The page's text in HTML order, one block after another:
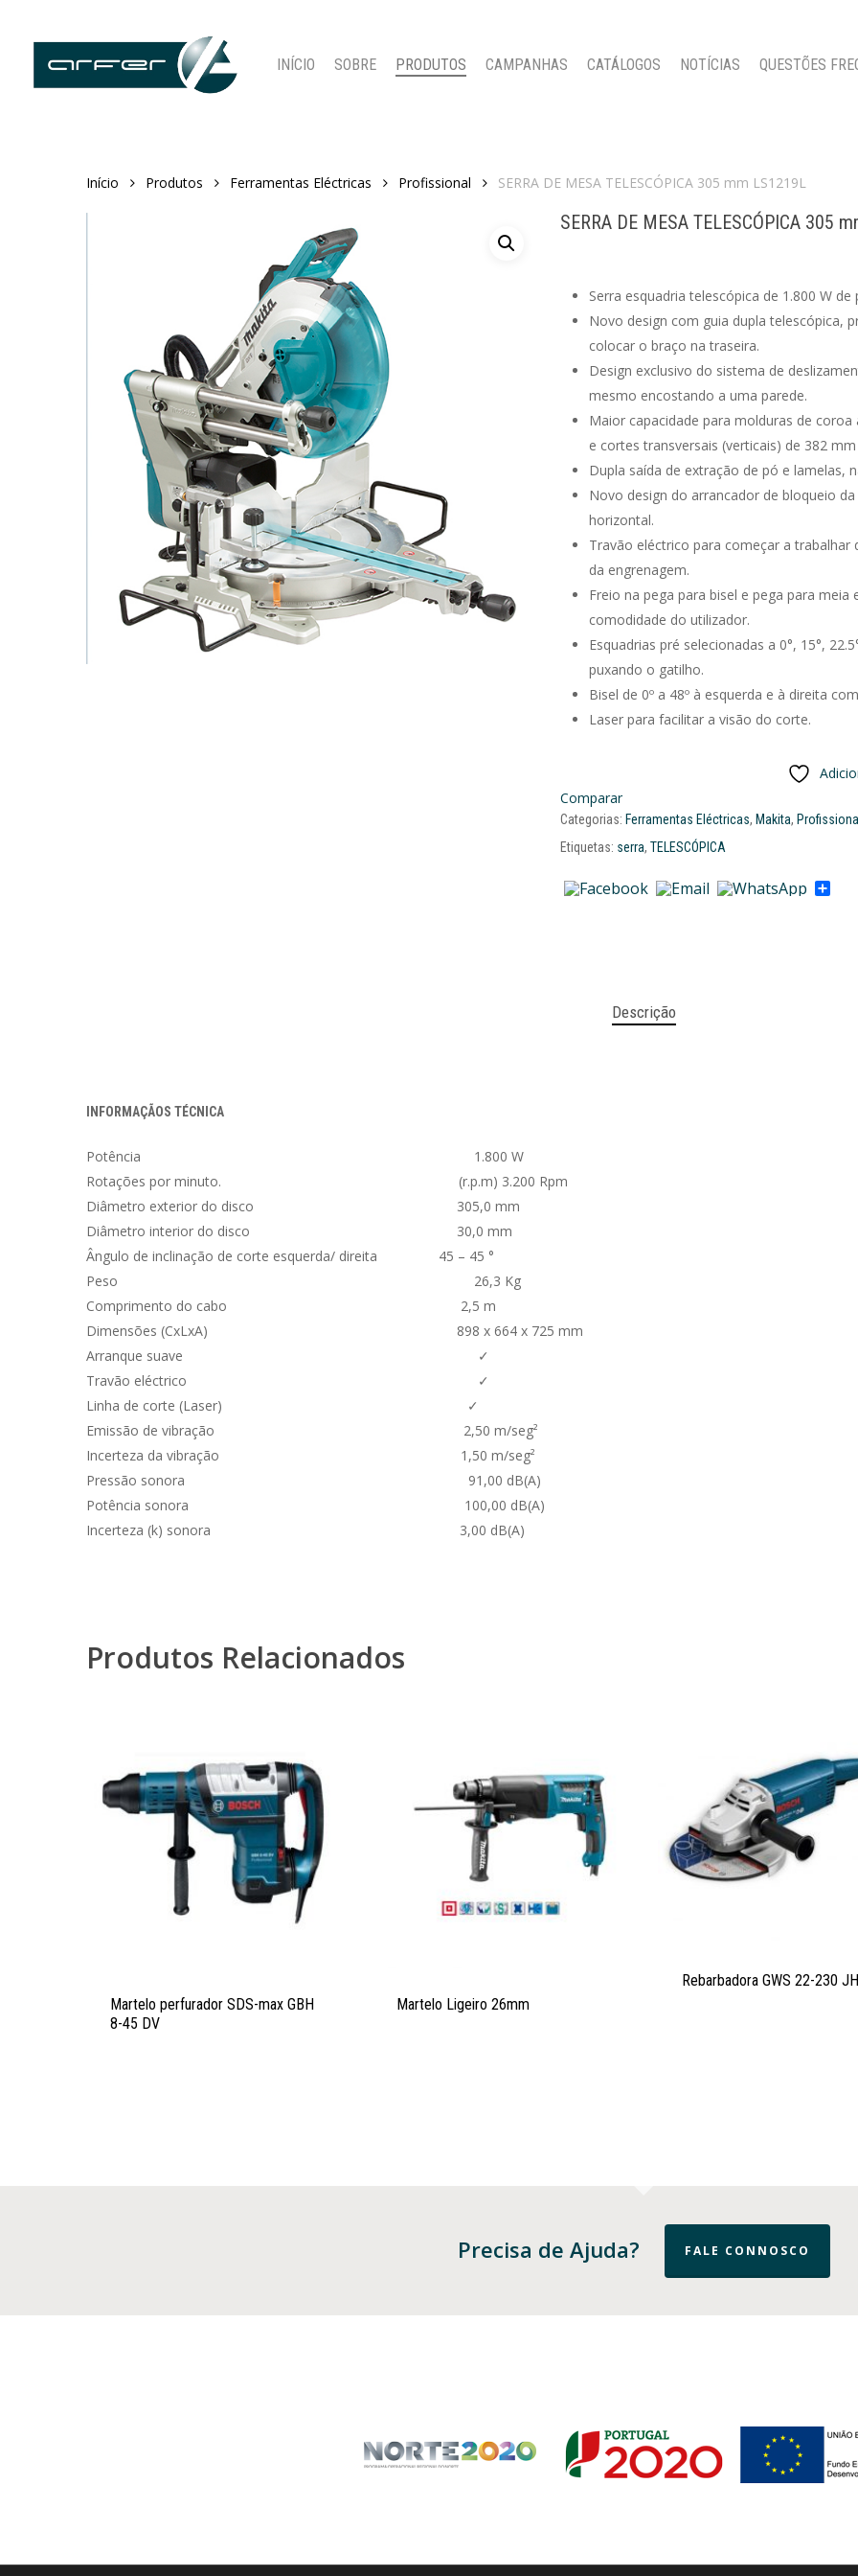
content
Pressione ENTER para pesquisar ou ESC para fechar
INÍCIO SOBRE PRODUTOS CAMPANHAS CATÁLOGOS NOTÍCIAS QUESTÕES
Início Produtos Ferramentas Eléctricas Profissional SERRA DE MESA TELESCÓPICA 305 mm LS1219L
SERRA DE MESA TELESCÓPICA 305
Serra esquadria telescópica de 1.800 W
Novo design com guia dupla telescópica,
colocar o braço na traseira.
Design exclusivo do sistema de
mesmo encostando a uma parede.
Maior capacidade para molduras de
e cortes transversais (verticais) de 382 mm
Dupla saída de extração de pó e lamelas,
Novo design do arrancador de bloqueio
horizontal.
Travão eléctrico para começar a
da engrenagem.
Freio na pega para bisel e pega para
comodidade do utilizador.
Esquadrias pré selecionadas a 0°, 15°,
puxando o gatilho.
Bisel de 0º a 48º à esquerda e à direita
Laser para facilitar a visão do corte.
Comparar
Categorias: Ferramentas Eléctricas, Makita,
Etiquetas: serra, TELESCÓPICA
Descrição
INFORMAÇÃOS TÉCNICA
Potência 1.800 W
Rotações por minuto. (r.p.m) 3.200 Rpm
Diâmetro exterior do disco 305,0 mm
Diâmetro interior do disco 30,0 mm
Ângulo de inclinação de corte esquerda/ direita 45 – 45 °
Peso 26,3 Kg
Comprimento do cabo 2,5 m
Dimensões (CxLxA) 898 x 664 x 725 mm
Arranque suave ✓
Travão eléctrico ✓
Linha de corte (Laser) ✓
Emissão de vibração 2,50 m/seg²
Incerteza da vibração 1,50 m/seg²
Pressão sonora 91,00 dB(A)
Potência sonora 100,00 dB(A)
Incerteza (k) sonora 3,00 dB(A)
Produtos Relacionados
Martelo perfurador SDS-max GBH
8-45 DV
Martelo Ligeiro 26mm
Rebarbadora GWS 22-230 JH
Precisa de Ajuda? FALE CONNOSCO